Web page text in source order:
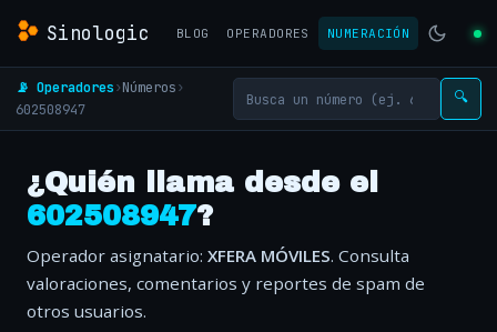
Sinologic BLOG OPERADORES NUMERACIÓN
📡 Operadores›Números›
602508947
🔍
¿Quién llama desde el
602508947?
Operador asignatario: XFERA MÓVILES. Consulta
valoraciones, comentarios y reportes de spam de
otros usuarios.